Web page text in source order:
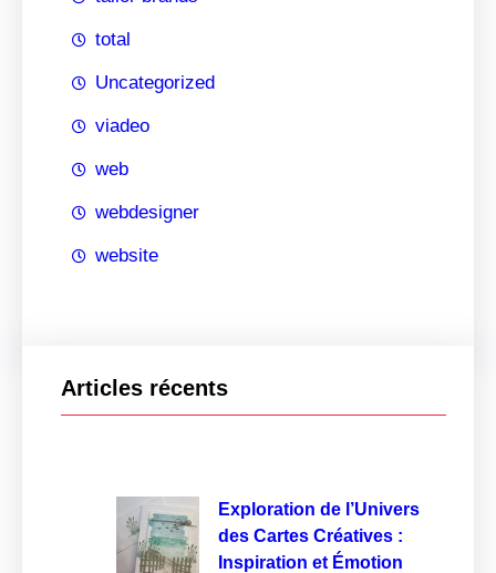
total
Uncategorized
viadeo
web
webdesigner
website
Articles récents
Exploration de l’Univers
des Cartes Créatives :
Inspiration et Émotion